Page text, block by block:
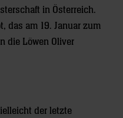
in Österreich.
das am 19. Januar zum
die Löwen Oliver
der letzte